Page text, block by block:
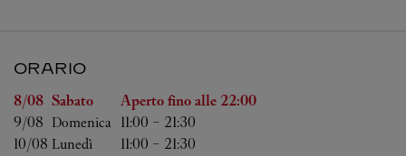
ORARIO
Giorno della settimanaOrario
8/08 Sabato Aperto fino alle 22:00
9/08 Domenica 11:00 - 21:30
10/08 Lunedì 11:00 - 21:30